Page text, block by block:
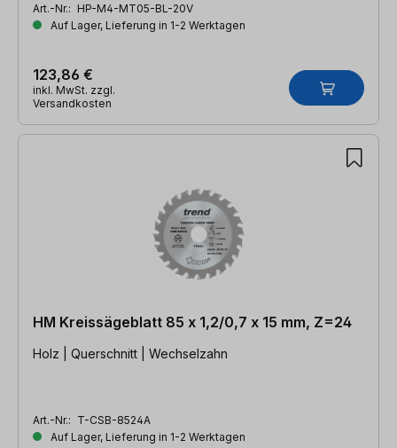
Art.-Nr.: HP-M4-MT05-BL-20V
Auf Lager, Lieferung in 1-2 Werktagen
123,86 €
inkl. MwSt. zzgl.
Versandkosten
HM Kreissägeblatt 85 x 1,2/0,7 x 15 mm, Z=24
Holz | Querschnitt | Wechselzahn
Art.-Nr.: T-CSB-8524A
Auf Lager, Lieferung in 1-2 Werktagen